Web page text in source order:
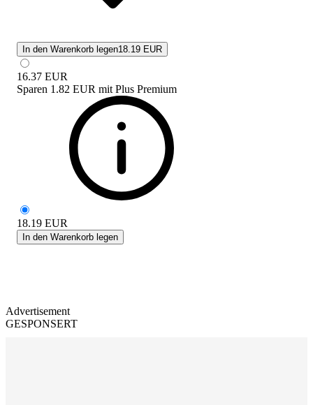
In den Warenkorb legen18.19 EUR
16.37 EUR
Sparen 1.82 EUR mit Plus Premium
18.19 EUR
In den Warenkorb legen
Advertisement
GESPONSERT